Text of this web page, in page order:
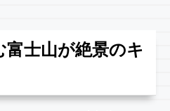
富士山が絶景のキ